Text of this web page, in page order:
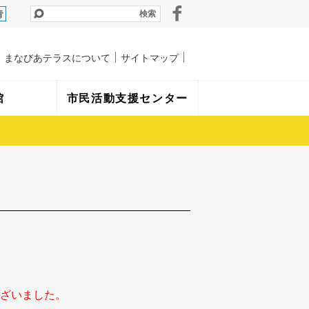
市民活動支援センター
まなびあテラスについて サイトマップ
いました。